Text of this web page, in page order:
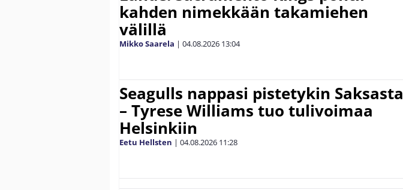
kahden nimekkään takamiehen
välillä
Mikko Saarela | 04.08.2026 13:04
Seagulls nappasi pistetykin Saksasta
– Tyrese Williams tuo tulivoimaa
Helsinkiin
Eetu Hellsten | 04.08.2026 11:28